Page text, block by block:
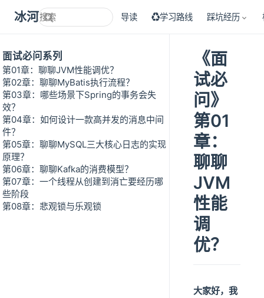
冰河技术 导读 ♻学习路线 踩坑经历
面试必问系列
第01章：聊聊JVM性能调优？
第02章：聊聊MyBatis执行流程？
第03章：哪些场景下Spring的事务会失
效？
第04章：如何设计一款高并发的消息中间
件？
第05章：聊聊MySQL三大核心日志的实现
原理？
第06章：聊聊Kafka的消费模型？
第07章：一个线程从创建到消亡要经历哪
些阶段
第08章：悲观锁与乐观锁
《面
试必
问》
第01
章：
聊聊
JVM
性能
调
优？
大家好，我